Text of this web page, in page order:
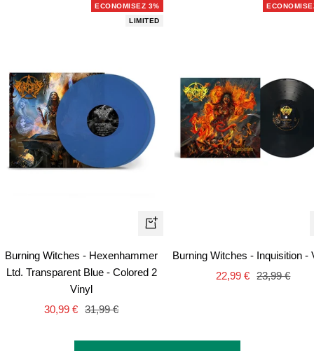
ECONOMISEZ 3%
LIMITED
Ajouter
panier
Burning Witches - Hexenhammer
Ltd. Transparent Blue - Colored 2
Vinyl
Prix
30,99 € Prix
31,99 €
Burning Witches - Inquisition -
Prix
22,99 € Prix
23,99 €